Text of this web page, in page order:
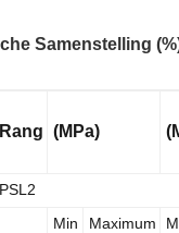
Samenstelling
Rang (MPa)
PSL2
Min
Maximum